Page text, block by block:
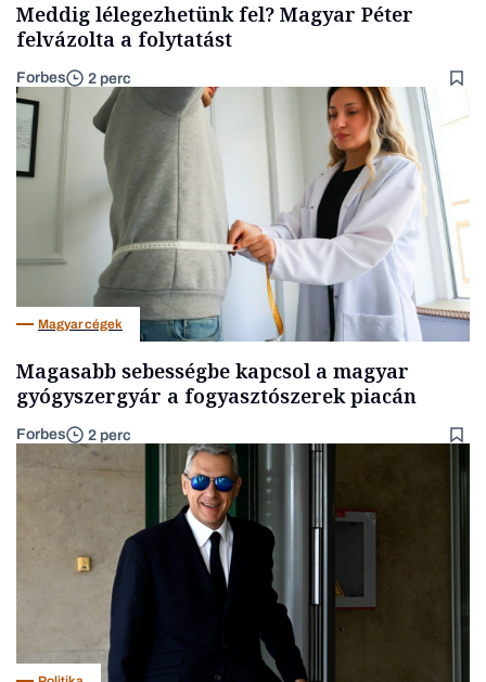
Meddig lélegezhetünk fel? Magyar Péter
felvázolta a folytatást
Forbes 2 perc
Magyar cégek
Magasabb sebességbe kapcsol a magyar
gyógyszergyár a fogyasztószerek piacán
Forbes 2 perc